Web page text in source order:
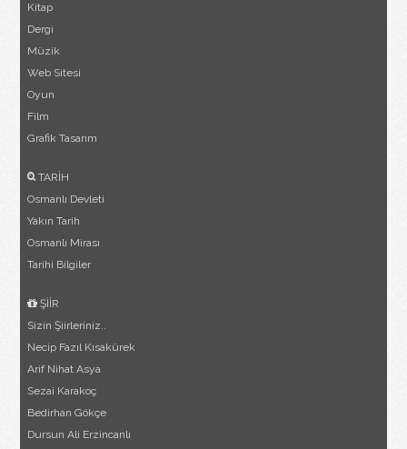
Kitap
Dergi
Müzik
Web Sitesi
Oyun
Film
Grafik Tasarım
TARİH
Osmanlı Devleti
Yakın Tarih
Osmanlı Mirası
Tarihi Bilgiler
ŞİİR
Sizin Şiirleriniz..
Necip Fazıl Kısakürek
Arif Nihat Asya
Sezai Karakoç
Bedirhan Gökçe
Dursun Ali Erzincanlı